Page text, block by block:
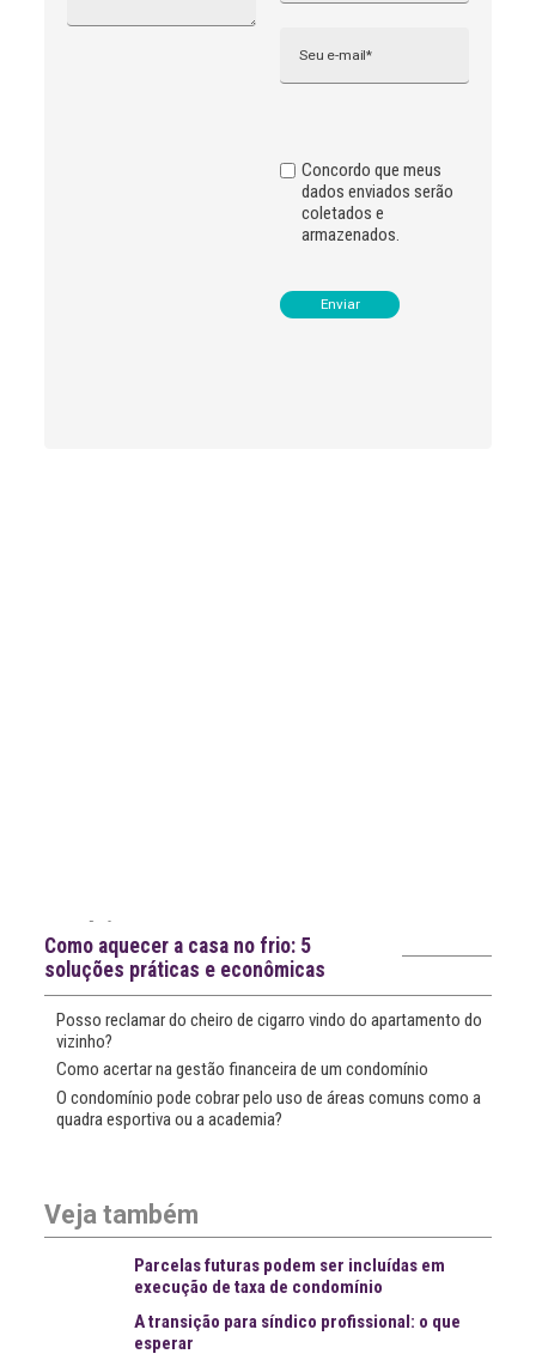
Concordo que meus
dados enviados serão
coletados e
armazenados.
n
Notícias recentes
Como aquecer a casa no frio: 5
soluções práticas e econômicas
Posso reclamar do cheiro de cigarro vindo do apartamento do
vizinho?
Como acertar na gestão financeira de um condomínio
O condomínio pode cobrar pelo uso de áreas comuns como a
quadra esportiva ou a academia?
Veja também
Parcelas futuras podem ser incluídas em
execução de taxa de condomínio
A transição para síndico profissional: o que
esperar